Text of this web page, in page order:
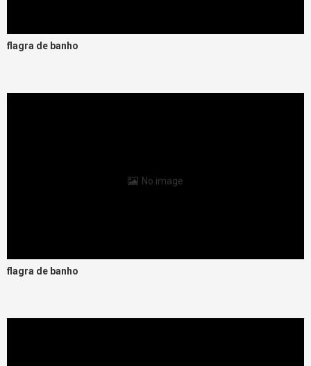
flagra de banho
No image
flagra de banho